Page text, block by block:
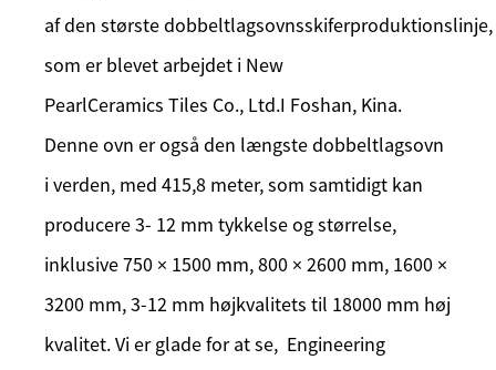
af den største dobbeltlagsovnsskiferproduktionslinje,
som er blevet arbejdet i New
PearlCeramics Tiles Co., Ltd.I Foshan, Kina.
Denne ovn er også den længste dobbeltlagsovn
i verden, med 415,8 meter, som samtidigt kan
producere 3- 12 mm tykkelse og størrelse,
inklusive 750 × 1500 mm, 800 × 2600 mm, 1600 ×
3200 mm, 3-12 mm højkvalitets til 18000 mm høj
kvalitet. Vi er glade for at se, Engineering